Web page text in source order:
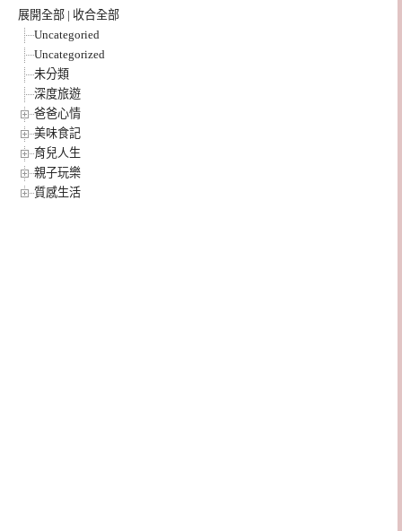
展開全部 | 收合全部
Uncategoried
Uncategorized
未分類
深度旅遊
爸爸心情
美味食記
育兒人生
親子玩樂
質感生活